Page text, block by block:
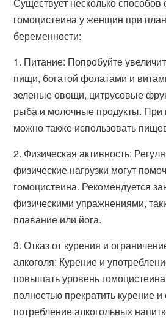
гомоцистеина у женщин при
беременности:
1. Питание: Попробуйте
пищи, богатой фолатами и
зеленые овощи, цитрусовые
рыба и молочные продукты. При
можно также использовать
2. Физическая активность:
физические нагрузки могут
гомоцистеина. Рекомендуется
физическими упражнениями,
плавание или йога.
3. Отказ от курения и
алкоголя: Курение и
повышать уровень
полностью прекратить курение и
потребление алкогольных